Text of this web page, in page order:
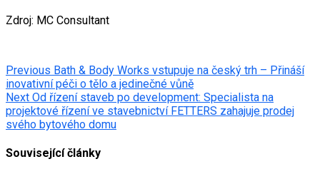
Zdroj: MC Consultant
Post
navigation
Previous Bath & Body Works vstupuje na český trh – Přináší
inovativní péči o tělo a jedinečné vůně
Next Od řízení staveb po development: Specialista na
projektové řízení ve stavebnictví FETTERS zahajuje prodej
svého bytového domu
Související články